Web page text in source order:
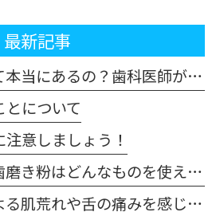
最新記事
矯正治療の痛みって本当にあるの？歯科医師が解説！体験談も交えてご紹介します
について
意しましょう！
インプラントへの歯磨き粉はどんなものを使えばいいの？
金属アレルギーによる肌荒れや舌の痛みを感じた場合は注意が必要です